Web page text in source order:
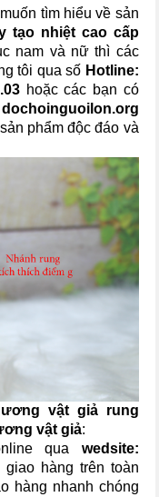
tìm hiểu về sản
tạo nhiệt cao cấp
nam và nữ thì các
tôi qua số Hotline:
hoặc các bạn có
dochoinguoilon.org
phẩm độc đáo và
vật giả rung
vật giả:
qua wedsite:
hàng trên toàn
hàng nhanh chóng